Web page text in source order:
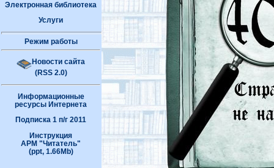
Электронная библиотека
Услуги
Режим работы
Новости сайта
(RSS 2.0)
Информационные
ресурсы Интернета
Подписка 1 п/г 2011
Инструкция
АРМ "Читатель"
(ppt, 1.66Mb)